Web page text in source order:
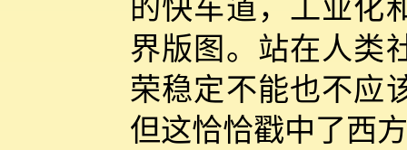
的快车道，工业化
界版图。站在人类
荣稳定不能也不应
但这恰恰戳中了西